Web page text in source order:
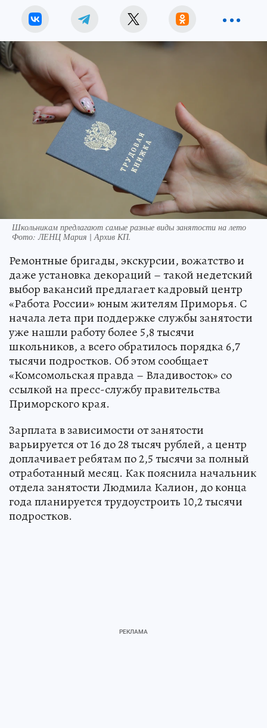
Школьникам предлагают самые разные виды занятости на лето
Фото:ЛЕНЦ Мария | Архив КП.
Ремонтные бригады, экскурсии, вожатство и
даже установка декораций – такой недетский
выбор вакансий предлагает кадровый центр
«Работа России» юным жителям Приморья. С
начала лета при поддержке службы занятости
уже нашли работу более 5,8 тысячи
школьников, а всего обратилось порядка 6,7
тысячи подростков. Об этом сообщает
«Комсомольская правда – Владивосток» со
ссылкой на пресс-службу правительства
Приморского края.
Зарплата в зависимости от занятости
варьируется от 16 до 28 тысяч рублей, а центр
доплачивает ребятам по 2,5 тысячи за полный
отработанный месяц. Как пояснила начальник
отдела занятости Людмила Калион, до конца
года планируется трудоустроить 10,2 тысячи
подростков.